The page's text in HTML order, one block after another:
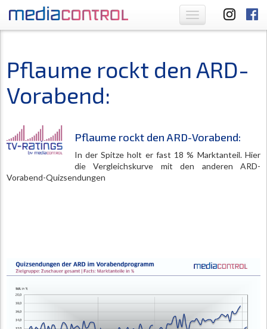
Toggle
navigation
Pflaume rockt den ARD-
Vorabend:
Pflaume rockt den ARD-Vorabend:
In der Spitze holt er fast 18 % Marktanteil. Hier
die Vergleichskurve mit den anderen ARD-
Vorabend-Quizsendungen